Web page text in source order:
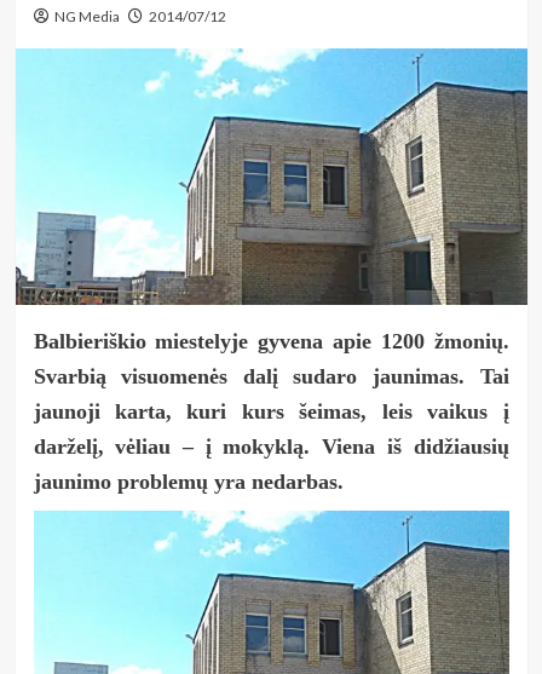
NG Media 2014/07/12
Balbieriškio miestelyje gyvena apie 1200 žmonių.
Svarbią visuomenės dalį sudaro jaunimas. Tai
jaunoji karta, kuri kurs šeimas, leis vaikus į
darželį, vėliau – į mokyklą. Viena iš didžiausių
jaunimo problemų yra nedarbas.